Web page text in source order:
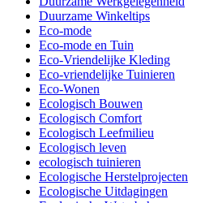
Duurzame Winkeltips
Eco-mode
Eco-mode en Tuin
Eco-Vriendelijke Kleding
Eco-vriendelijke Tuinieren
Eco-Wonen
Ecologisch Bouwen
Ecologisch Comfort
Ecologisch Leefmilieu
Ecologisch leven
ecologisch tuinieren
Ecologische Herstelprojecten
Ecologische Uitdagingen